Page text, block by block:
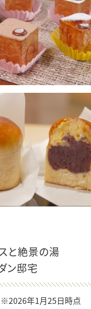
と絶景の湯
ン邸宅
※2026年1月25日時点